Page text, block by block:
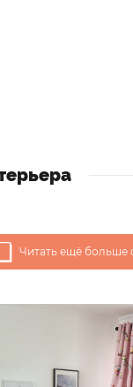
Читать ещё больше